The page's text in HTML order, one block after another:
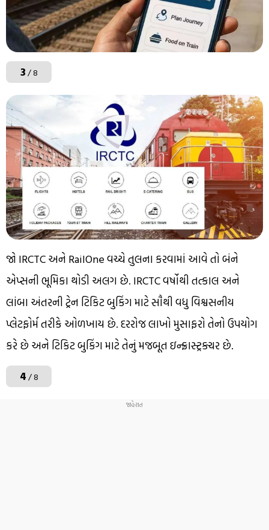
3/ 8
જો IRCTC અને RailOne વચ્ચે તુલના કરવામાં આવે તો બંને
એપ્સની ભૂમિકા થોડી અલગ છે. IRCTC વર્ષોથી તત્કાલ અને
લાંબા અંતરની ટ્રેન ટિકિટ બુકિંગ માટે સૌથી વધુ વિશ્વસનીય
પ્લેટફોર્મ તરીકે ઓળખાય છે. દરરોજ લાખો મુસાફરો તેનો ઉપયોગ
કરે છે અને ટિકિટ બુકિંગ માટે તેનું મજબૂત ઇન્ફ્રાસ્ટ્રક્ચર છે.
4/ 8